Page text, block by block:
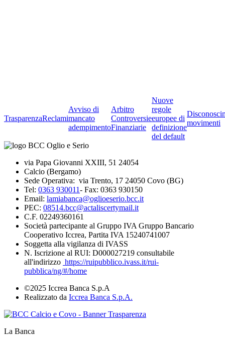
TrasparenzaReclami
Avviso di
mancato
adempimento
Arbitro
Controversie
Finanziarie
Nuove
regole
europee di
definizione
del default
movimenti
via Papa Giovanni XXIII, 51 24054
Calcio (Bergamo)
Sede Operativa: via Trento, 17 24050 Covo (BG)
Tel: 0363 930011- Fax: 0363 930150
Email: lamiabanca@oglioeserio.bcc.it
PEC: 08514.bcc@actaliscertymail.it
C.F. 02249360161
Società partecipante al Gruppo IVA Gruppo Bancario
Cooperativo Iccrea, Partita IVA 15240741007
Soggetta alla vigilanza di IVASS
N. Iscrizione al RUI: D000027219 consultabile
all'indirizzo https://ruipubblico.ivass.it/rui-
pubblica/ng/#/home
©2025 Iccrea Banca S.p.A
Realizzato da Iccrea Banca S.p.A.
La Banca